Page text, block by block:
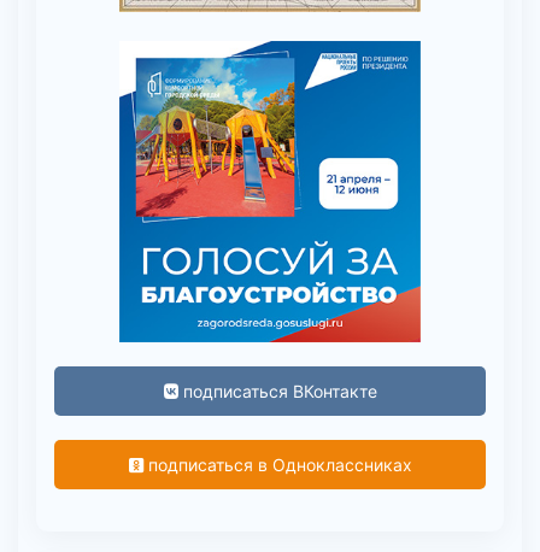
подписаться ВКонтакте
подписаться в Одноклассниках